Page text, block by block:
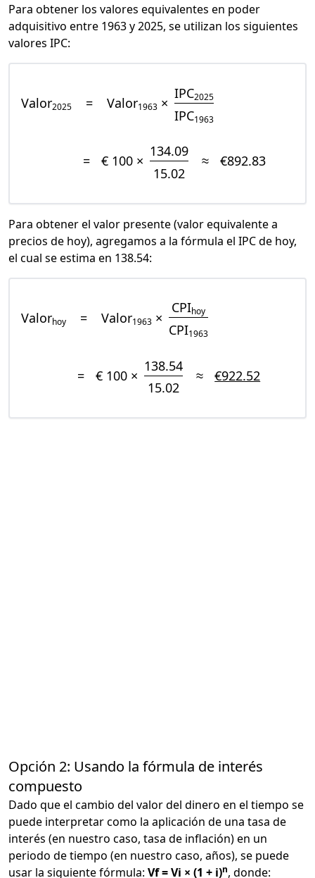
Para obtener los valores equivalentes en poder
adquisitivo entre 1963 y 2025, se utilizan los siguientes
valores IPC:
Valor2025 = Valor1963 ×
IPC2025
IPC1963
= € 100 ×
134.09
15.02
≈ €892.83
Para obtener el valor presente (valor equivalente a
precios de hoy), agregamos a la fórmula el IPC de hoy,
el cual se estima en 138.54:
Valorhoy = Valor1963 ×
CPIhoy
CPI1963
= € 100 ×
138.54
15.02
≈ €922.52
Opción 2: Usando la fórmula de interés
compuesto
Dado que el cambio del valor del dinero en el tiempo se
puede interpretar como la aplicación de una tasa de
interés (en nuestro caso, tasa de inflación) en un
periodo de tiempo (en nuestro caso, años), se puede
usar la siguiente fórmula: Vf = Vi × (1 + i)n, donde: